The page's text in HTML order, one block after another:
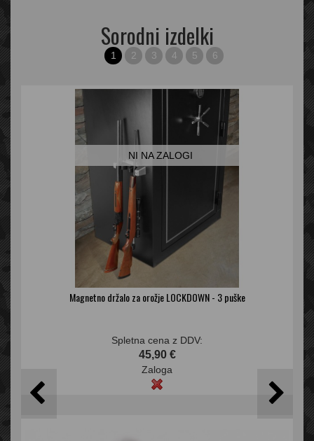
Sorodni izdelki
1 2 3 4 5 6
NI NA ZALOGI
Magnetno držalo za orožje LOCKDOWN - 3 puške
Spletna cena z DDV:
45,90 €
Zaloga